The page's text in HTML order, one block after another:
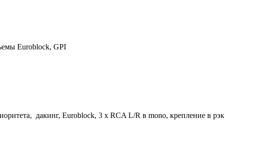
Euroblock, GPI
дакинг, Euroblock, 3 x RCA L/R в mono, крепление в рэк